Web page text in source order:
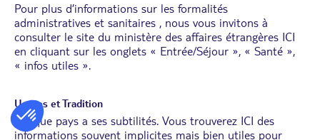
Pour plus d’informations sur les formalités
administratives et sanitaires , nous vous invitons à
consulter le site du ministère des affaires étrangères ICI
en cliquant sur les onglets « Entrée/Séjour », « Santé »,
« infos utiles ».
Usages et Tradition
Chaque pays a ses subtilités. Vous trouverez ICI des
informations souvent implicites mais bien utiles pour